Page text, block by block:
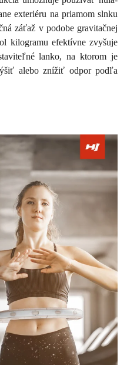
exteriéru na priamom slnku
záťaž v podobe gravitačnej
kilogramu efektívne zvyšuje
lanko, na ktorom je
alebo znížiť odpor podľa